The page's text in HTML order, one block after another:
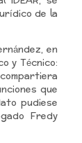
de la
en
y Técnico:
que
pudiese
Fredy